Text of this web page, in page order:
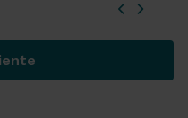
abrir tu cuenta